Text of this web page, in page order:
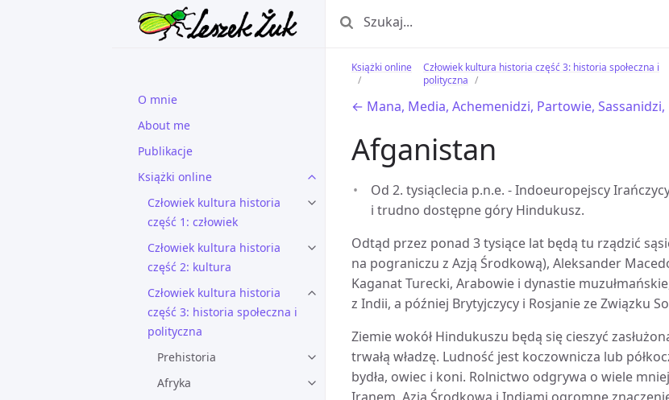
O mnie
About me
Publikacje
Książki online
Człowiek kultura historia
część 1: człowiek
Człowiek kultura historia
część 2: kultura
Człowiek kultura historia
część 3: historia społeczna i
polityczna
Prehistoria
Afryka
Książki online
Człowiek kultura historia część 3: historia społeczna i
polityczna
← Mana, Media, Achemenidzi, Partowie, Sassanidzi,
Afganistan
Od 2. tysiąclecia p.n.e. - Indoeuropejscy
i trudno dostępne góry Hindukusz.
Odtąd przez ponad 3 tysiące lat będą tu rządzić
na pograniczu z Azją Środkową), Aleksander
Kaganat Turecki, Arabowie i dynastie
z Indii, a później Brytyjczycy i Rosjanie ze Związku
Ziemie wokół Hindukuszu będą się cieszyć
trwałą władzę. Ludność jest koczownicza lub
bydła, owiec i koni. Rolnictwo odgrywa o wiele